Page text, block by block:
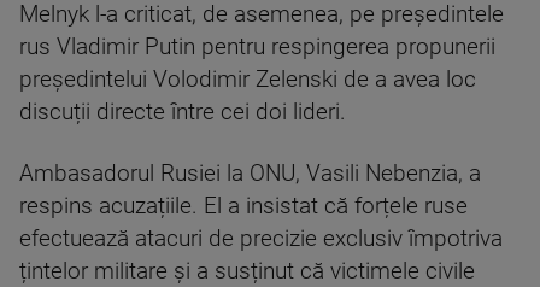
Melnyk l-a criticat, de asemenea, pe președintele
rus Vladimir Putin pentru respingerea propunerii
președintelui Volodimir Zelenski de a avea loc
discuții directe între cei doi lideri.
Ambasadorul Rusiei la ONU, Vasili Nebenzia, a
respins acuzațiile. El a insistat că forțele ruse
efectuează atacuri de precizie exclusiv împotriva
țintelor militare și a susținut că victimele civile